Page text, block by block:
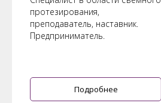
протезирования,
преподаватель, наставник.
Предприниматель.
Подробнее